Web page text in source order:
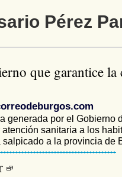
Pérez
que garantice la
generada por el Gobierno
sanitaria a los
a la provincia de